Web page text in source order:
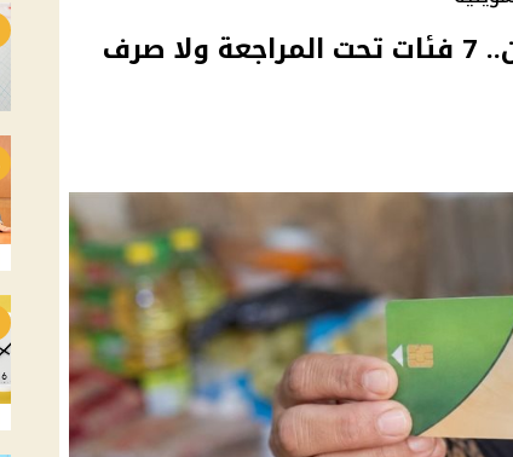
الدعم النقدي في التموين.. 7 فئات تحت المراجعة ولا صرف